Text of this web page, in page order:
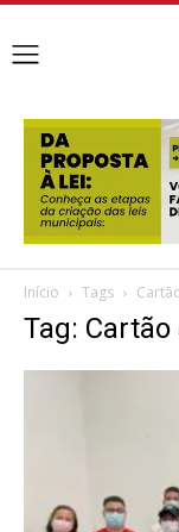
Início Tags
Tag: